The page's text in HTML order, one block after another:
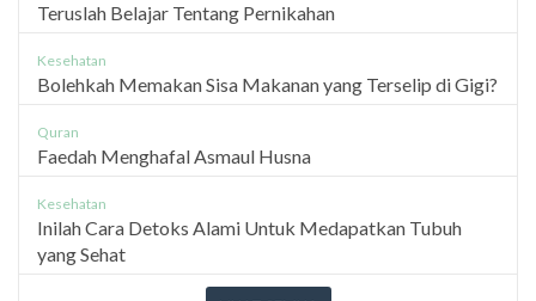
Teruslah Belajar Tentang Pernikahan
Kesehatan
Bolehkah Memakan Sisa Makanan yang Terselip di Gigi?
Quran
Faedah Menghafal Asmaul Husna
Kesehatan
Inilah Cara Detoks Alami Untuk Medapatkan Tubuh
yang Sehat